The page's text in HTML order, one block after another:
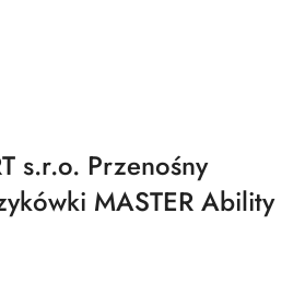
s.r.o. Przenośny
MASTER Ability